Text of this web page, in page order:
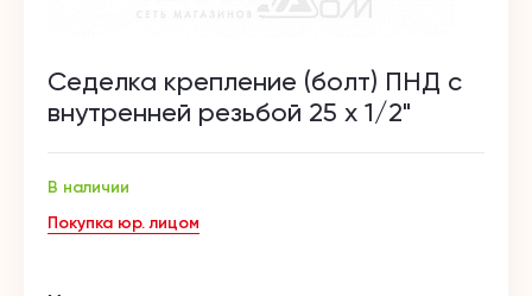
Седелка крепление (болт) ПНД с
внутренней резьбой 25 х 1/2"
В наличии
Покупка юр. лицом